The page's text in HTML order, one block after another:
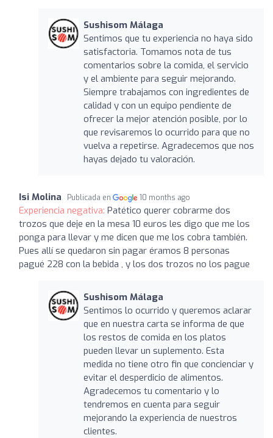
Sushisom Málaga
Sentimos que tu experiencia no haya sido
satisfactoria. Tomamos nota de tus
comentarios sobre la comida, el servicio
y el ambiente para seguir mejorando.
Siempre trabajamos con ingredientes de
calidad y con un equipo pendiente de
ofrecer la mejor atención posible, por lo
que revisaremos lo ocurrido para que no
vuelva a repetirse. Agradecemos que nos
hayas dejado tu valoración.
Isi Molina Publicada en 10 months ago
Experiencia negativa: Patético querer cobrarme dos
trozos que deje en la mesa 10 euros les digo que me los
ponga para llevar y me dicen que me los cobra también.
Pues allí se quedaron sin pagar éramos 8 personas
pagué 228 con la bebida , y los dos trozos no los pague
Sushisom Málaga
Sentimos lo ocurrido y queremos aclarar
que en nuestra carta se informa de que
los restos de comida en los platos
pueden llevar un suplemento. Esta
medida no tiene otro fin que concienciar y
evitar el desperdicio de alimentos.
Agradecemos tu comentario y lo
tendremos en cuenta para seguir
mejorando la experiencia de nuestros
clientes.